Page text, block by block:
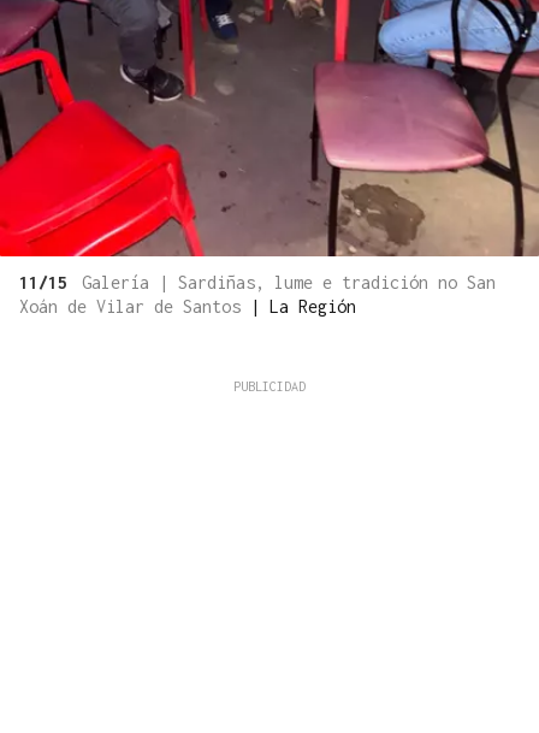
11/15
Galería | Sardiñas, lume e tradición no San
Xoán de Vilar de Santos
| La Región